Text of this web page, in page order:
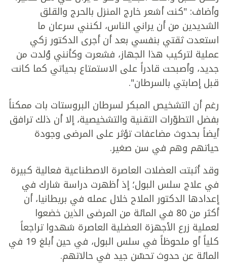
وأضاف: "كنت أشعر خارج المنزل بالحرج والقلق
الشديدين من أن يراني الناس، لكنني سرعان ما
استعدت ثقتي بنفسي بعد أن أجرى الدكتور زكي
عملية لتركيب هذا الجهاز، فشعرت وكأنني وُلدت من
جديد، وأصبحت قادراً على الاستمتاع بحياتي كما كانت
قبل إصابتي بالسرطان".
رغم أن التشخيص المبكر لسرطان البروستات بات ممكناً
بفضل التطوّرات التقنية والتشخيصية، إلا أن ذلك ترافق
أيضاً بحدوث مضاعفات تؤثر على المرضى وجودة
حياتهم وهم في سن صغير.
وقد أثبتت العضلات العاصرة الاصطناعية فعالية كبيرة
في علاج سلس البول؛ إذ أظهرت دراسة شارك في
إعدادها الدكتور الملاح خلال عمله في بريطانيا، أن
أكثر من 80 في المائة من المرضى الذين خضعوا
لعملية زرع الأجهزة العضلية العاصرة شهدوا تراجعاً
كلياً أو ملحوظاً في سلس البول، في حين أبلغ 19 في
المائة عن حدوث تحسّن جيد في حالاتهم.